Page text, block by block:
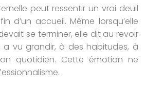
peut ressentir un vrai deuil
d’un accueil. Même lorsqu’elle
se terminer, elle dit au revoir
a vu grandir, à des habitudes, à
quotidien. Cette émotion ne